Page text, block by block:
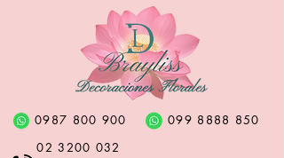
0987 800 900
02 3200 032
099 8888 850